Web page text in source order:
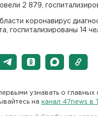
2 879,
коронавирус
госпитализированы 14
узнавать о
на канал 47news в